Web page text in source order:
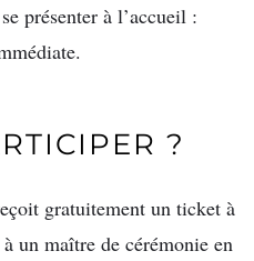
présenter à l’accueil :
?
gratuitement un ticket à
un maître de cérémonie en